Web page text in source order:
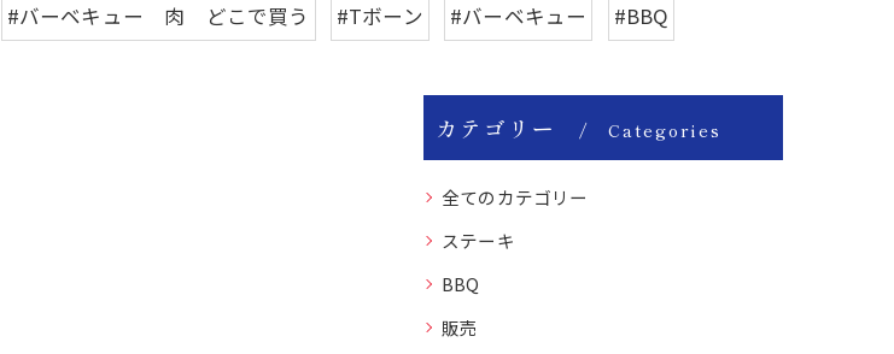
#バーベキュー 肉 どこで買う #Tボーン #バーベキュー #BBQ
カテゴリー Categories
全てのカテゴリー
ステーキ
BBQ
販売